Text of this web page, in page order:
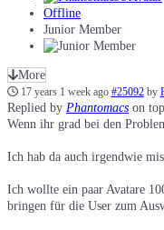
Offline
Junior Member
More
17 years 1 week ago #25092 by
Replied by Phantomacs on
Wenn ihr grad bei den
Ich hab da auch irgendwie
Ich wollte ein paar Avatare
bringen für die User zum